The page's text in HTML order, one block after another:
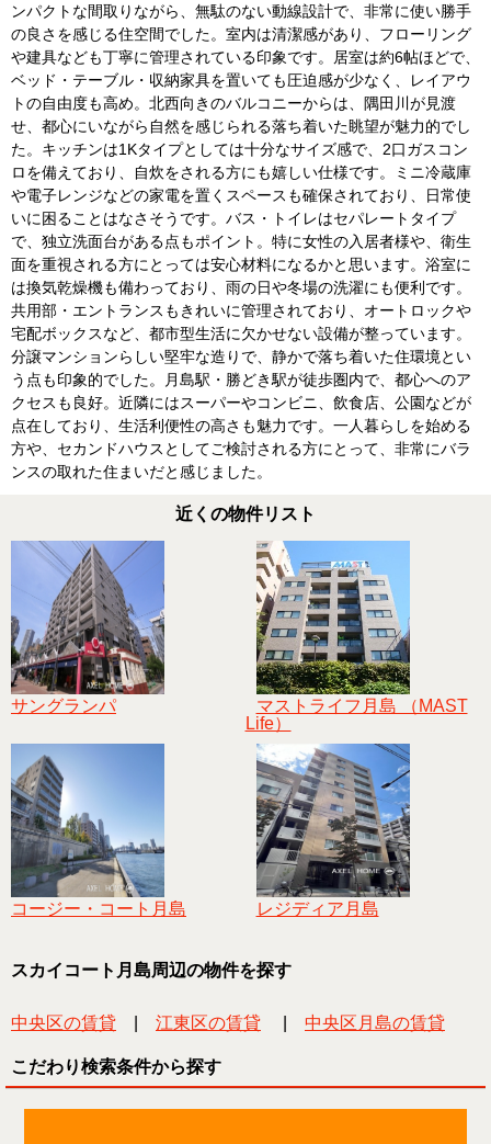
ンパクトな間取りながら、無駄のない動線設計で、非常に使い勝手
の良さを感じる住空間でした。室内は清潔感があり、フローリング
や建具なども丁寧に管理されている印象です。居室は約6帖ほどで、
ベッド・テーブル・収納家具を置いても圧迫感が少なく、レイアウ
トの自由度も高め。北西向きのバルコニーからは、隅田川が見渡
せ、都心にいながら自然を感じられる落ち着いた眺望が魅力的でし
た。キッチンは1Kタイプとしては十分なサイズ感で、2口ガスコン
ロを備えており、自炊をされる方にも嬉しい仕様です。ミニ冷蔵庫
や電子レンジなどの家電を置くスペースも確保されており、日常使
いに困ることはなさそうです。バス・トイレはセパレートタイプ
で、独立洗面台がある点もポイント。特に女性の入居者様や、衛生
面を重視される方にとっては安心材料になるかと思います。浴室に
は換気乾燥機も備わっており、雨の日や冬場の洗濯にも便利です。
共用部・エントランスもきれいに管理されており、オートロックや
宅配ボックスなど、都市型生活に欠かせない設備が整っています。
分譲マンションらしい堅牢な造りで、静かで落ち着いた住環境とい
う点も印象的でした。月島駅・勝どき駅が徒歩圏内で、都心へのア
クセスも良好。近隣にはスーパーやコンビニ、飲食店、公園などが
点在しており、生活利便性の高さも魅力です。一人暮らしを始める
方や、セカンドハウスとしてご検討される方にとって、非常にバラ
ンスの取れた住まいだと感じました。
近くの物件リスト
サングランパ
マストライフ月島 （MAST
Life）
コージー・コート月島 レジディア月島
スカイコート月島周辺の物件を探す
中央区の賃貸 江東区の賃貸 中央区月島の賃貸
こだわり検索条件から探す